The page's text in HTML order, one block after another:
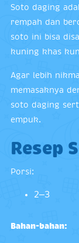
Soto daging
rempah dan
soto ini bisa
kuning khas
Agar lebih
memasaknya
soto daging
empuk.
Resep
Porsi:
2–3
Bahan-bahan: